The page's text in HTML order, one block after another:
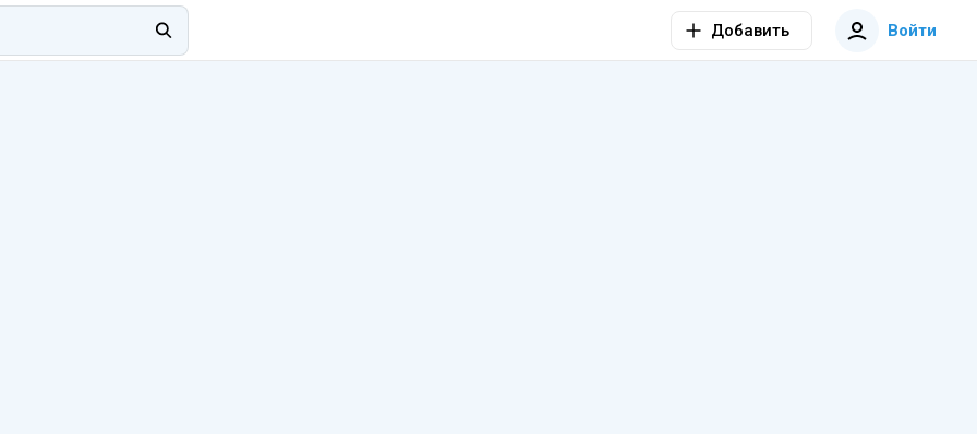
Добавить Войти